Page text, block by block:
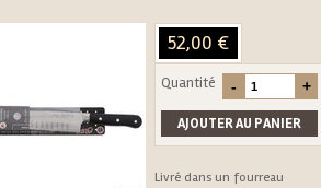
52,00 €
Quantité
Livré dans un fourreau